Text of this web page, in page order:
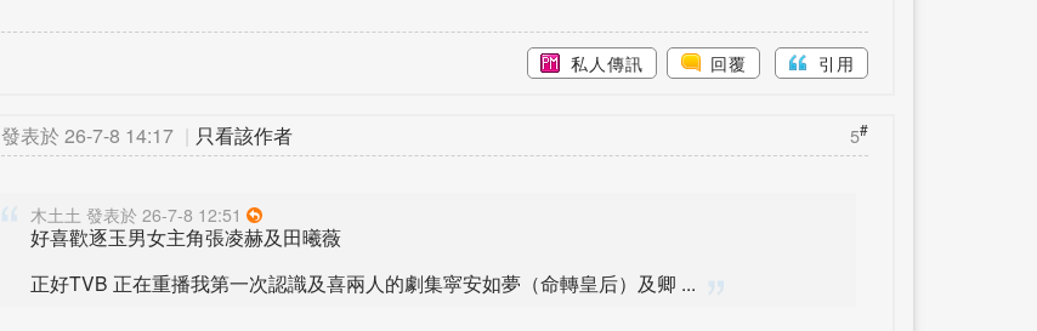
私人傳訊 回覆 引用
5#
發表於 26-7-8 14:17 | 只看該作者
木土土 發表於 26-7-8 12:51
好喜歡逐玉男女主角張凌赫及田曦薇
正好TVB 正在重播我第一次認識及喜兩人的劇集寜安如夢（命轉皇后）及卿 ...